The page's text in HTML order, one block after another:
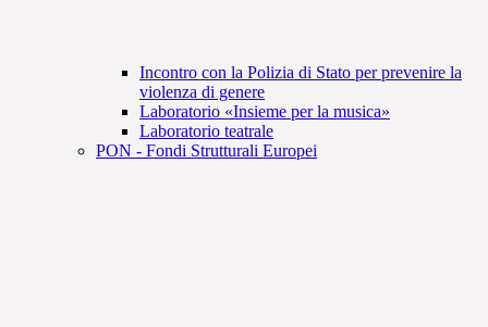
Incontro con la Polizia di Stato per prevenire la
violenza di genere
Laboratorio «Insieme per la musica»
Laboratorio teatrale
PON - Fondi Strutturali Europei